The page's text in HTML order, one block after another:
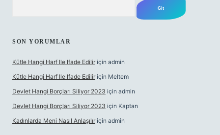
SON YORUMLAR
Kütle Hangi Harf Ile Ifade Edilir için admin
Kütle Hangi Harf Ile Ifade Edilir için Meltem
Devlet Hangi Borçları Siliyor 2023 için admin
Devlet Hangi Borçları Siliyor 2023 için Kaptan
Kadınlarda Meni Nasıl Anlaşılır için admin